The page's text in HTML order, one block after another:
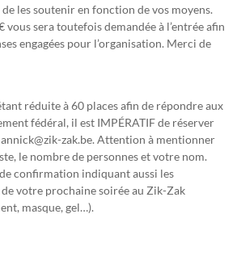
de les soutenir en fonction de vos moyens.
sera toutefois demandée à l’entrée afin
engagées pour l’organisation. Merci de
réduite à 60 places afin de répondre aux
fédéral, il est IMPÉRATIF de réserver
zak.be. Attention à mentionner
le nombre de personnes et votre nom.
confirmation indiquant aussi les
votre prochaine soirée au Zik-Zak
masque, gel…).